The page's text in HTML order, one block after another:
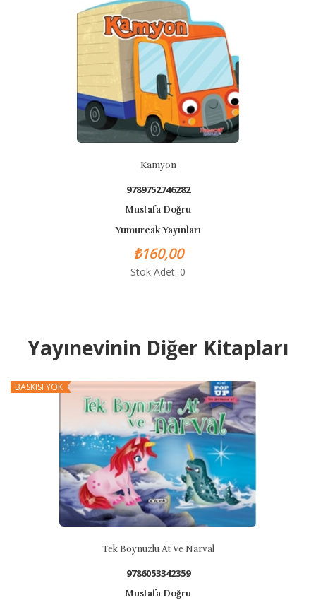
Kamyon
9789752746282
Mustafa Doğru
Yumurcak Yayınları
₺160,00
Stok Adet: 0
Yayınevinin Diğer Kitapları
BASKISI YOK
Tek Boynuzlu At Ve Narval
9786053342359
Mustafa Doğru